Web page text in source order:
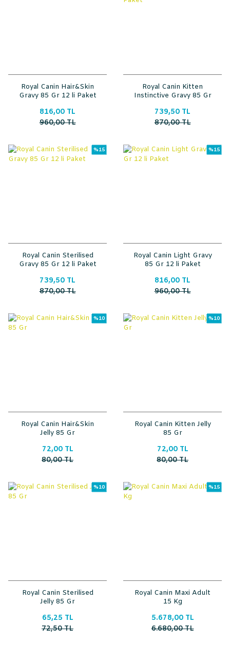
Royal Canin Hair&Skin
Gravy 85 Gr 12 li Paket
816,00 TL
960,00 TL
Royal Canin Kitten
Instinctive Gravy 85 Gr
739,50 TL
870,00 TL
%15
Royal Canin Sterilised
Gravy 85 Gr 12 li Paket
739,50 TL
870,00 TL
%15
Royal Canin Light Gravy
85 Gr 12 li Paket
816,00 TL
960,00 TL
%10
Royal Canin Hair&Skin
Jelly 85 Gr
72,00 TL
80,00 TL
%10
Royal Canin Kitten Jelly
85 Gr
72,00 TL
80,00 TL
%10
Royal Canin Sterilised
Jelly 85 Gr
65,25 TL
72,50 TL
%15
Royal Canin Maxi Adult
15 Kg
5.678,00 TL
6.680,00 TL